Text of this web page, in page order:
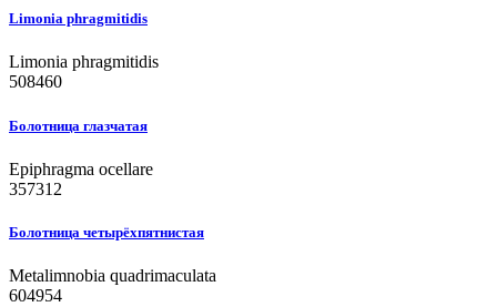
Limonia phragmitidis
Limonia phragmitidis
508460
Болотница глазчатая
Epiphragma ocellare
357312
Болотница четырёхпятнистая
Metalimnobia quadrimaculata
604954